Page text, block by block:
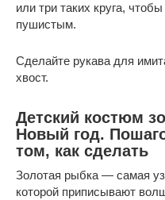
или три таких круга,
пушистым.
Сделайте рукава для
хвост.
Детский костюм
Новый год.
том, как сделать
Золотая рыбка — самая
которой приписывают